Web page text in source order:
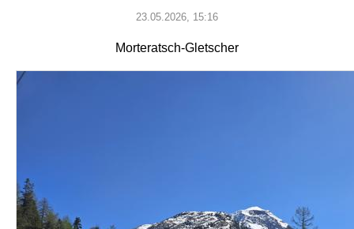
23.05.2026, 15:16
Morteratsch-Gletscher